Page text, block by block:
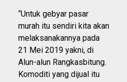
“Untuk gebyar pasar
murah itu sendiri kita akan
melaksanakannya pada
21 Mei 2019 yakni, di
Alun-alun Rangkasbitung.
Komoditi yang dijual itu